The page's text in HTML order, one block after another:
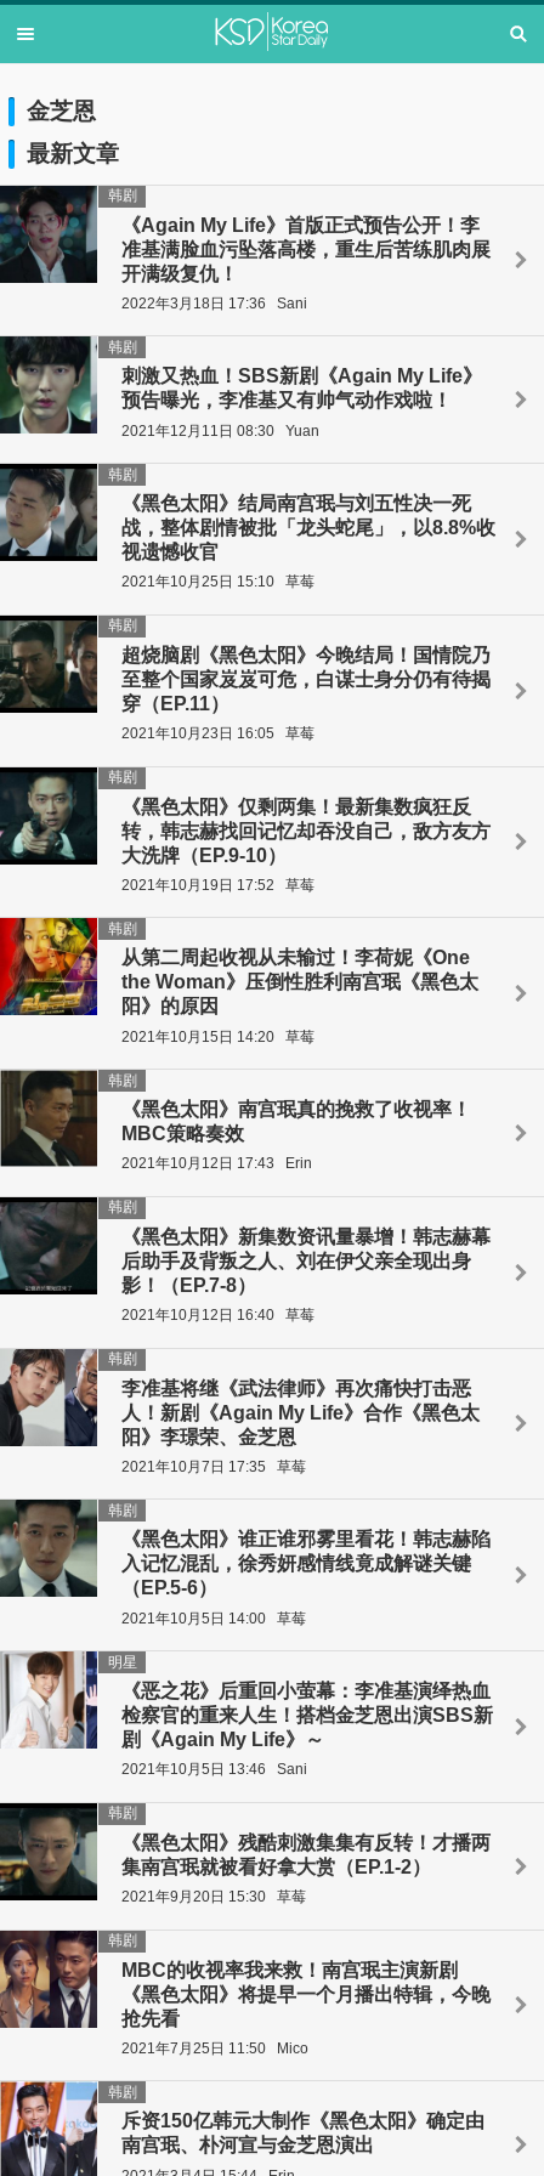
金芝恩
最新文章
《Again My Life》首版正式预告公开！李
准基满脸血污坠落高楼，重生后苦练肌肉展
开满级复仇！
韩剧
2022年3月18日 17:36 Sani
刺激又热血！SBS新剧《Again My Life》
预告曝光，李准基又有帅气动作戏啦！
韩剧
2021年12月11日 08:30 Yuan
《黑色太阳》结局南宫珉与刘五性决一死
战，整体剧情被批「龙头蛇尾」，以8.8%收
视遗憾收官
韩剧
2021年10月25日 15:10 草莓
超烧脑剧《黑色太阳》今晚结局！国情院乃
至整个国家岌岌可危，白谋士身分仍有待揭
穿（EP.11）
韩剧
2021年10月23日 16:05 草莓
《黑色太阳》仅剩两集！最新集数疯狂反
转，韩志赫找回记忆却吞没自己，敌方友方
大洗牌（EP.9-10）
韩剧
2021年10月19日 17:52 草莓
从第二周起收视从未输过！李荷妮《One
the Woman》压倒性胜利南宫珉《黑色太
阳》的原因
韩剧
2021年10月15日 14:20 草莓
《黑色太阳》南宫珉真的挽救了收视率！
MBC策略奏效
韩剧
2021年10月12日 17:43 Erin
《黑色太阳》新集数资讯量暴增！韩志赫幕
后助手及背叛之人、刘在伊父亲全现出身
影！（EP.7-8）
韩剧
2021年10月12日 16:40 草莓
李准基将继《武法律师》再次痛快打击恶
人！新剧《Again My Life》合作《黑色太
阳》李璟荣、金芝恩
韩剧
2021年10月7日 17:35 草莓
《黑色太阳》谁正谁邪雾里看花！韩志赫陷
入记忆混乱，徐秀妍感情线竟成解谜关键
（EP.5-6）
韩剧
2021年10月5日 14:00 草莓
《恶之花》后重回小萤幕：李准基演绎热血
检察官的重来人生！搭档金芝恩出演SBS新
剧《Again My Life》～
明星
2021年10月5日 13:46 Sani
《黑色太阳》残酷刺激集集有反转！才播两
集南宫珉就被看好拿大赏（EP.1-2）
韩剧
2021年9月20日 15:30 草莓
MBC的收视率我来救！南宫珉主演新剧
《黑色太阳》将提早一个月播出特辑，今晚
抢先看
韩剧
2021年7月25日 11:50 Mico
斥资150亿韩元大制作《黑色太阳》确定由
南宫珉、朴河宣与金芝恩演出
韩剧